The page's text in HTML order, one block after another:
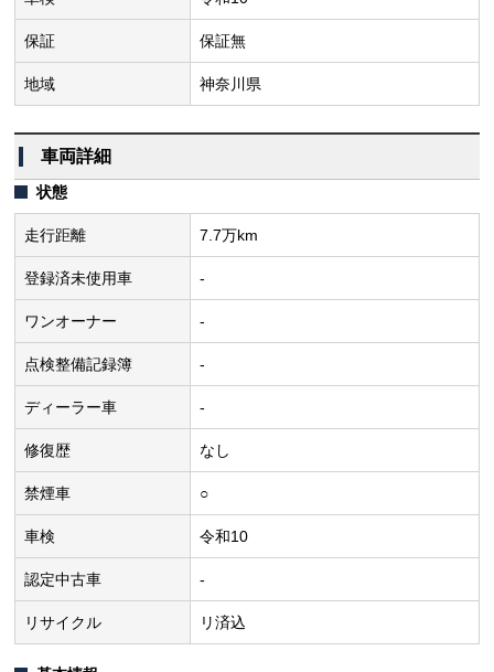
保証 保証無
地域 神奈川県
車両詳細
状態
走行距離 7.7万km
登録済未使用車 -
ワンオーナー -
点検整備記録簿 -
ディーラー車 -
修復歴 なし
禁煙車 ○
車検 令和10
認定中古車 -
リサイクル リ済込